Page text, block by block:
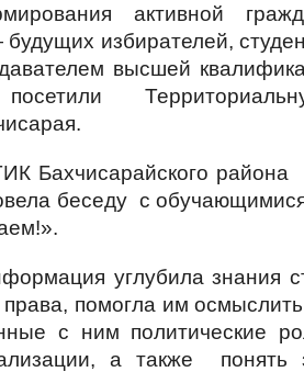
активной
избирателей,
высшей
Бахчисарайского района
беседу с
углубила знания
права, помогла им
с ним политические
а также понять